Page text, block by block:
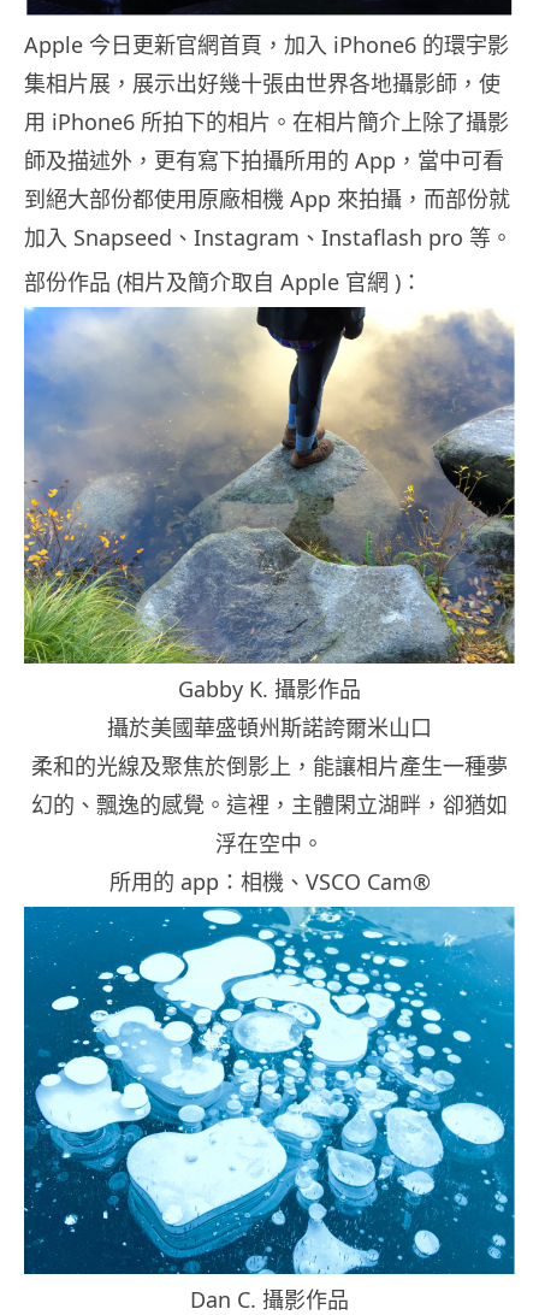
Apple 今日更新官網首頁，加入 iPhone6 的環宇影
集相片展，展示出好幾十張由世界各地攝影師，使
用 iPhone6 所拍下的相片。在相片簡介上除了攝影
師及描述外，更有寫下拍攝所用的 App，當中可看
到絕大部份都使用原廠相機 App 來拍攝，而部份就
加入 Snapseed、Instagram、Instaflash pro 等。
部份作品 (相片及簡介取自 Apple 官網 )：
Gabby K. 攝影作品
攝於美國華盛頓州斯諾誇爾米山口
柔和的光線及聚焦於倒影上，能讓相片產生一種夢
幻的、飄逸的感覺。這裡，主體閑立湖畔，卻猶如
浮在空中。
所用的 app：相機、VSCO Cam®
Dan C. 攝影作品